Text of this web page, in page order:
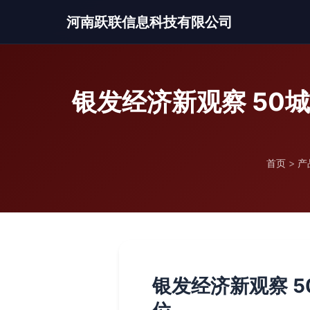
河南跃联信息科技有限公司
银发经济新观察 50
首页 > 产
银发经济新观察